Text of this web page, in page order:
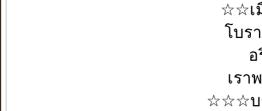
☆☆เ
โบร
เรา
☆☆☆บ